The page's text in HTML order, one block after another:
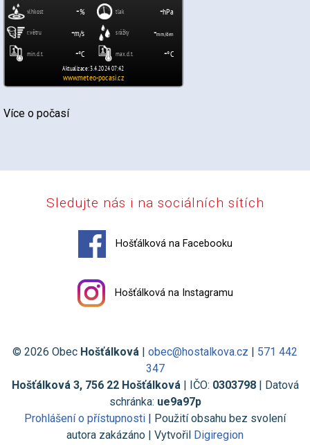
Více o počasí
Sledujte nás i na sociálních sítích
Hošťálková na Facebooku
Hošťálková na Instagramu
© 2026 Obec Hošťálková | obec@hostalkova.cz | 571 442
347
Hošťálková 3, 756 22 Hošťálková| IČO: 0303798| Datová
schránka: ue9a97p
Prohlášení o přístupnosti | Použití obsahu bez svolení
autora zakázáno | Vytvořil Digiregion